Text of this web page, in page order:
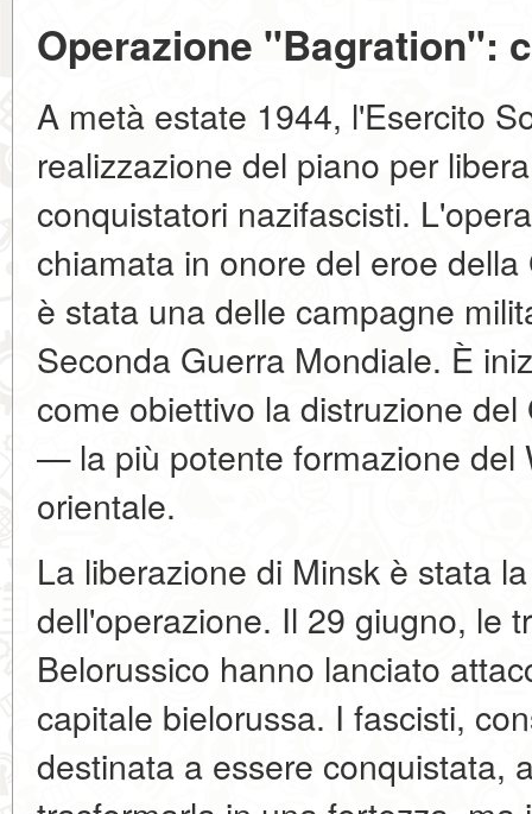
Operazione "Bagration":
A metà estate 1944, l'Esercito
realizzazione del piano per
conquistatori nazifascisti.
chiamata in onore del eroe
è stata una delle campagne
Seconda Guerra Mondiale. È
come obiettivo la distruzione
— la più potente formazione del
orientale.
La liberazione di Minsk è stata
dell'operazione. Il 29 giugno, le
Belorussico hanno lanciato
capitale bielorussa. I fascisti,
destinata a essere conquistata,